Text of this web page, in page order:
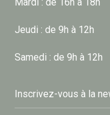
Mardi : de 16h à 18h
Jeudi : de 9h à 12h
Samedi : de 9h à 12h
Inscrivez-vous à la